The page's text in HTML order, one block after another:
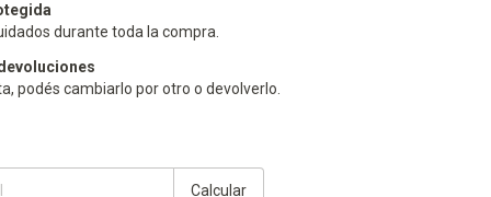
durante toda la compra.
podés cambiarlo por otro o devolverlo.
Calcular